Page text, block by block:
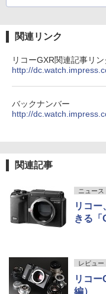
関連リンク
リコーGXR関連記事リ
http://
バックナンバー
http://
関連記事
ニュース
リコ
きる「
レビュー
リコ
編）